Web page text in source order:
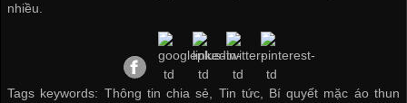
nhiều.
Tags keywords: Thông tin chia sẻ, Tin tức, Bí quyết mặc áo thun